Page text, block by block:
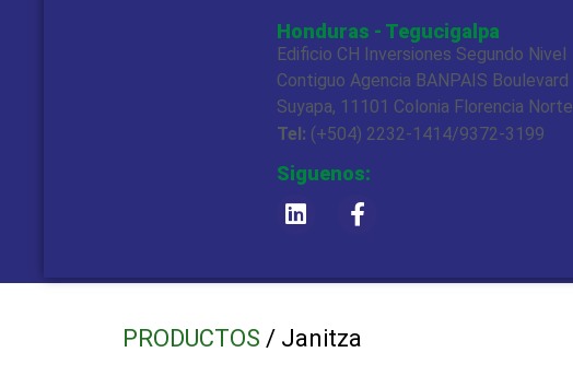
Honduras - Tegucigalpa
Edificio CH Inversiones Segundo Nivel
Contiguo Agencia BANPAIS Boulevard
Suyapa, 11101 Colonia Florencia Norte
Tel: (+504) 2232-1414/9372-3199
Siguenos:
PRODUCTOS / Janitza